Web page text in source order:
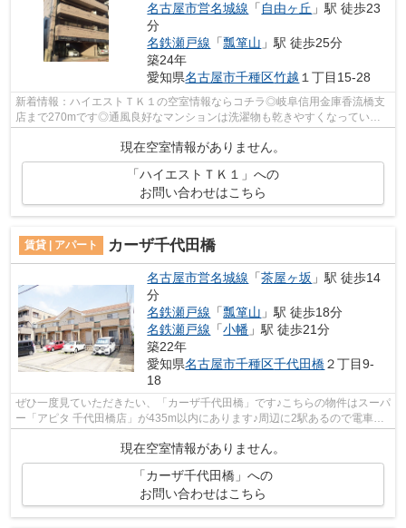
名古屋市営名城線 「 自由ヶ丘 」駅 徒歩23
分
名鉄瀬戸線 「瓢箪山 」駅 徒歩25分
築24年
愛知県名古屋市千種区竹越 １丁目15-28
新着情報：ハイエストＴＫ１の空室情報ならコチラ◎岐阜信用金庫香流橋支
店まで270mです◎通風良好なマンションは洗濯物も乾きやすくなっていま
現在空室情報がありません。
「ハイエストＴＫ１」への
お問い合わせはこちら
賃貸 | アパート カーザ千代田橋
名古屋市営名城線 「茶屋ヶ坂 」駅 徒歩14
分
名鉄瀬戸線 「瓢箪山 」駅 徒歩18分
名鉄瀬戸線 「小幡 」駅 徒歩21分
築22年
愛知県名古屋市千種区千代田橋２丁目9-
18
ぜひ一度見ていただきたい、「カーザ千代田橋」です♪こちらの物件はスーパ
ー「アピタ 千代田橋店」が435m以内にあります♪周辺に2駅あるので電車通
勤しやすいです♪こちらの物件はアパー...
現在空室情報がありません。
「カーザ千代田橋」への
お問い合わせはこちら